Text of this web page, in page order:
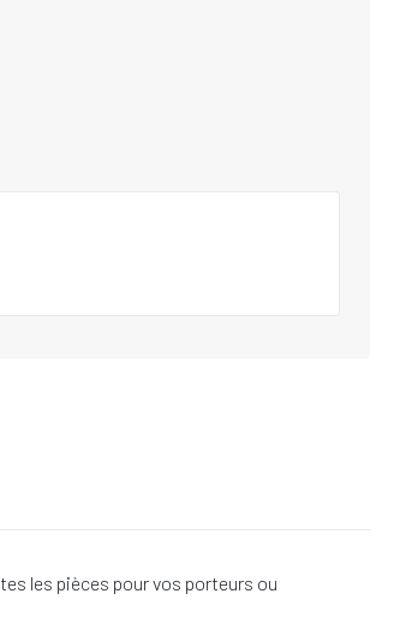
les pièces pour vos porteurs ou